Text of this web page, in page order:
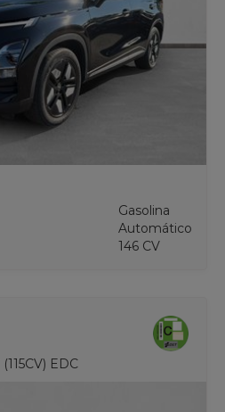
Gasolina
Automático
146 CV
EDC